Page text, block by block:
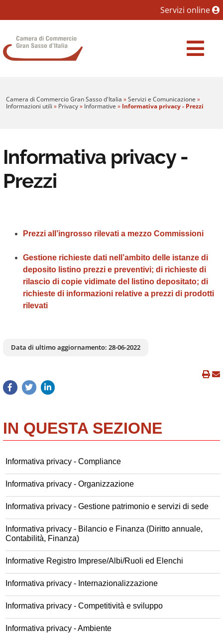
Vai al Contenuto principale della pagina
Servizi online
Camera di Commercio Gran Sasso d'Italia
Camera di Commercio Gran Sasso d'Italia »Servizi e Comunicazione »
Informazioni utili » Privacy» Informative » Informativa privacy - Prezzi
Informativa privacy -
Prezzi
Prezzi all’ingrosso rilevati a mezzo Commissioni
Gestione richieste dati nell’ambito delle istanze di
deposito listino prezzi e preventivi; di richieste di
rilascio di copie vidimate del listino depositato; di
richieste di informazioni relative a prezzi di prodotti
rilevati
Data di ultimo aggiornamento: 28-06-2022
IN QUESTA SEZIONE
Informativa privacy - Compliance
Informativa privacy - Organizzazione
Informativa privacy - Gestione patrimonio e servizi di sede
Informativa privacy - Bilancio e Finanza (Diritto annuale,
Contabilità, Finanza)
Informative Registro Imprese/Albi/Ruoli ed Elenchi
Informativa privacy - Internazionalizzazione
Informativa privacy - Competitività e sviluppo
Informativa privacy - Ambiente